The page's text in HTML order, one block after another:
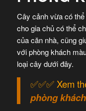
Cây cảnh vừa có
cho gia chủ có thể
của căn nhà, cũng
với phòng khách
loại cây dưới đây.
✅✅✅ Xem
phòng